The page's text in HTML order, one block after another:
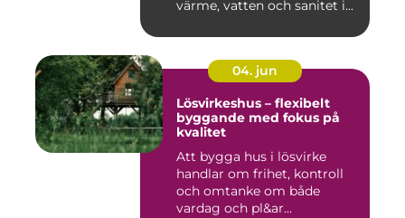
värme, vatten och sanitet i...
04. jun
Lösvirkeshus – flexibelt
byggande med fokus på
kvalitet
Att bygga hus i lösvirke
handlar om frihet, kontroll
och omtanke om både
vardag och pl&ar...